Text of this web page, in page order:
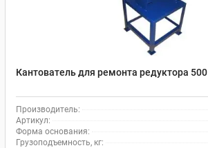
Кантователь для ремонта редуктора
Производитель:
Артикул:
Форма основания:
Грузоподъемность, кг: